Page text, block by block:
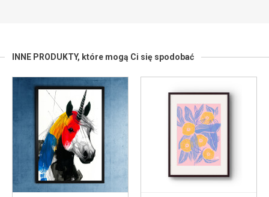
INNE PRODUKTY, które mogą Ci się spodobać